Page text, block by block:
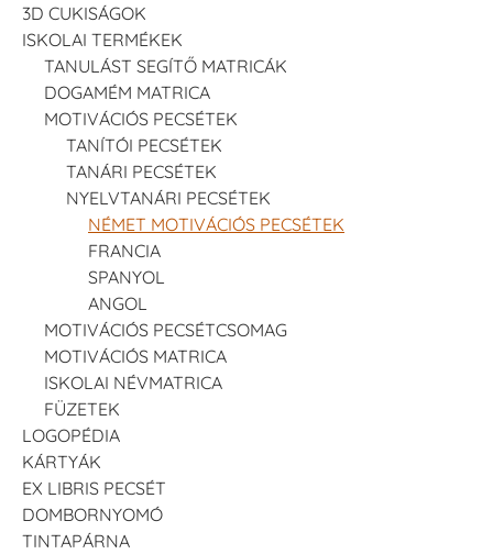
3D CUKISÁGOK
ISKOLAI TERMÉKEK
TANULÁST SEGÍTŐ MATRICÁK
DOGAMÉM MATRICA
MOTIVÁCIÓS PECSÉTEK
TANÍTÓI PECSÉTEK
TANÁRI PECSÉTEK
NYELVTANÁRI PECSÉTEK
NÉMET MOTIVÁCIÓS PECSÉTEK
FRANCIA
SPANYOL
ANGOL
MOTIVÁCIÓS PECSÉTCSOMAG
MOTIVÁCIÓS MATRICA
ISKOLAI NÉVMATRICA
FÜZETEK
LOGOPÉDIA
KÁRTYÁK
EX LIBRIS PECSÉT
DOMBORNYOMÓ
TINTAPÁRNA